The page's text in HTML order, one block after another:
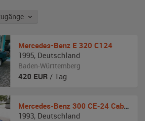
Neuzugänge
Mercedes-Benz E 320 C124
1995, Deutschland
Baden-Württemberg
420 EUR / Tag
Mercedes-Benz 300 CE-24 Cabriolet
1993, Deutschland